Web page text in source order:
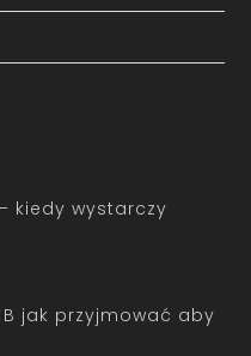
kiedy wystarczy
jak przyjmować aby